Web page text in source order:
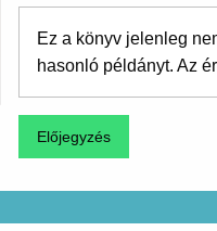
Ez a könyv jelenleg
hasonló példányt. Az